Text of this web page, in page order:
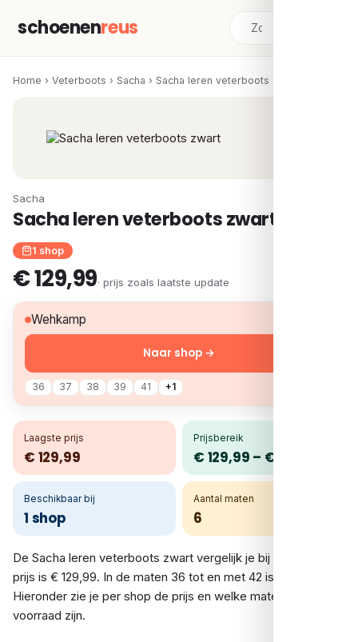
schoenenreus
Home › Veterboots › Sacha › Sacha leren veterboots zwart
Sacha
Sacha leren veterboots zwart
1 shop
€ 129,99· prijs zoals laatste update
Wehkamp
36 37 38 39 41 +1
Naar shop →
Laagste prijs
€ 129,99
Prijsbereik
€ 129,99 – € 129,99
Beschikbaar bij
1 shop
Aantal maten
6
De Sacha leren veterboots zwart vergelijk je bij 1 shop. De
prijs is € 129,99. In de maten 36 tot en met 42 is er voorraad.
Hieronder zie je per shop de prijs en welke maten op
voorraad zijn.